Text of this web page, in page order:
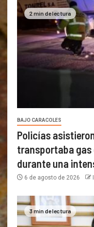
2 min de lectura
BAJO CARACOLES
Policías
transportaba gas
durante una
6 de agosto de 2026
3 min de lectura